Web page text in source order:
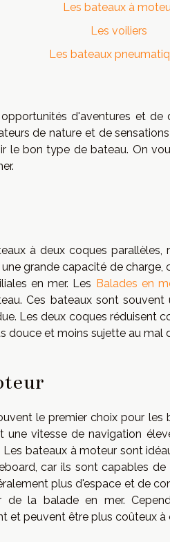
Les bateaux à
Les voiliers
Les bateaux
d'aventures et
de nature et de
le bon type de bateau. On
à deux coques
grande capacité de charge,
en mer. Les Balades en
Ces bateaux sont souvent
Les deux coques réduisent
douce et moins sujette au mal
le premier choix pour les
une vitesse de navigation
bateaux à moteur sont
car ils sont capables
plus d'espace et de
de la balade en mer.
et peuvent être plus coûteux